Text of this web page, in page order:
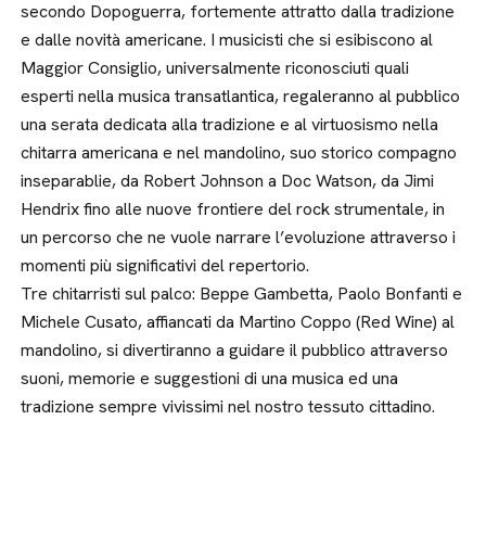
secondo Dopoguerra, fortemente attratto dalla tradizione
e dalle novità americane. I musicisti che si esibiscono al
Maggior Consiglio, universalmente riconosciuti quali
esperti nella musica transatlantica, regaleranno al pubblico
una serata dedicata alla tradizione e al virtuosismo nella
chitarra americana e nel mandolino, suo storico compagno
inseparablie, da Robert Johnson a Doc Watson, da Jimi
Hendrix fino alle nuove frontiere del rock strumentale, in
un percorso che ne vuole narrare l’evoluzione attraverso i
momenti più significativi del repertorio.
Tre chitarristi sul palco: Beppe Gambetta, Paolo Bonfanti e
Michele Cusato, affiancati da Martino Coppo (Red Wine) al
mandolino, si divertiranno a guidare il pubblico attraverso
suoni, memorie e suggestioni di una musica ed una
tradizione sempre vivissimi nel nostro tessuto cittadino.